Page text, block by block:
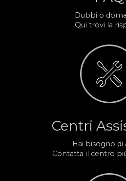
Dubbi o
Qui trovi la
Centri
Hai bisogno di
Contatta il centro